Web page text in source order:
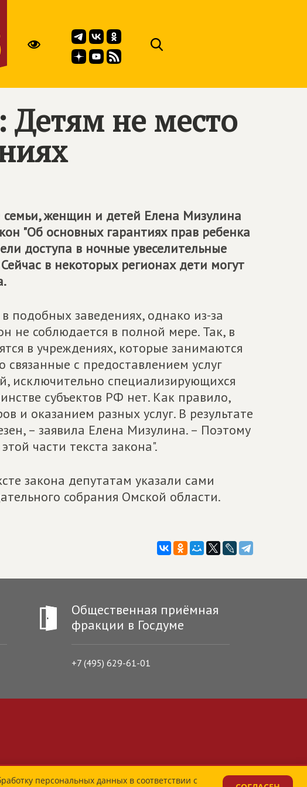
не место
женщин и детей Елена Мизулина
"Об основных гарантиях прав ребенка
доступа в ночные увеселительные
в некоторых регионах дети могут
подобных заведениях, однако из-за
не соблюдается в полной мере. Так, в
в учреждениях, которые занимаются
с предоставлением услуг
исключительно специализирующихся
субъектов РФ нет. Как правило,
и оказанием разных услуг. В результате
– заявила Елена Мизулина. – Поэтому
части текста закона".
закона депутатам указали сами
собрания Омской области.
Общественная приёмная
фракции в Госдуме
+7 (495) 629-61-01
персональных данных в соответствии с